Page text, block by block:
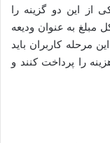
این دو گزینه را
پرداخت ۳۰ درصد از کل مبلغ به عنوان ودیعه
مرحله کاربران باید
را پرداخت کنند و